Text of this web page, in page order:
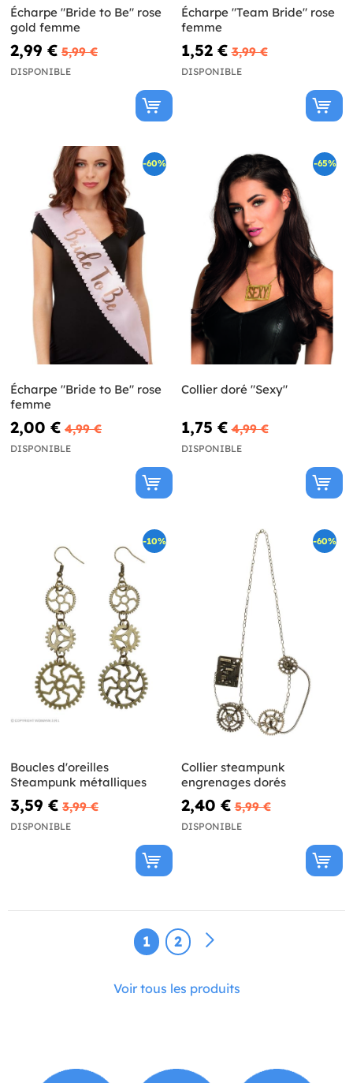
Écharpe "Bride to Be" rose
gold femme
2,99 € 5,99 €
DISPONIBLE
Écharpe "Team Bride" rose
femme
1,52 € 3,99 €
DISPONIBLE
-60%
Écharpe "Bride to Be" rose
femme
2,00 € 4,99 €
DISPONIBLE
-65%
Collier doré "Sexy"
1,75 € 4,99 €
DISPONIBLE
-10%
Boucles d'oreilles
Steampunk métalliques
3,59 € 3,99 €
DISPONIBLE
-60%
Collier steampunk
engrenages dorés
2,40 € 5,99 €
DISPONIBLE
1 2
Voir tous les produits